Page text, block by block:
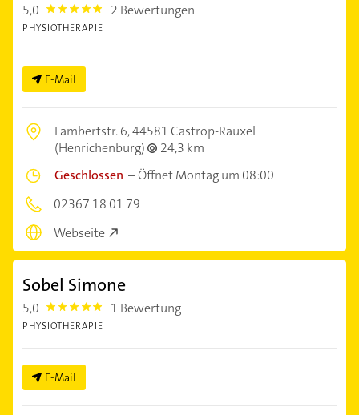
5,0 5.0 2 Bewertungen
PHYSIOTHERAPIE
E-Mail
Lambertstr. 6,44581 Castrop-Rauxel
(Henrichenburg)
24,3 km
Geschlossen –Öffnet Montag um 08:00
02367 18 01 79
Webseite
Sobel Simone
5,0 5.0 1 Bewertung
PHYSIOTHERAPIE
E-Mail